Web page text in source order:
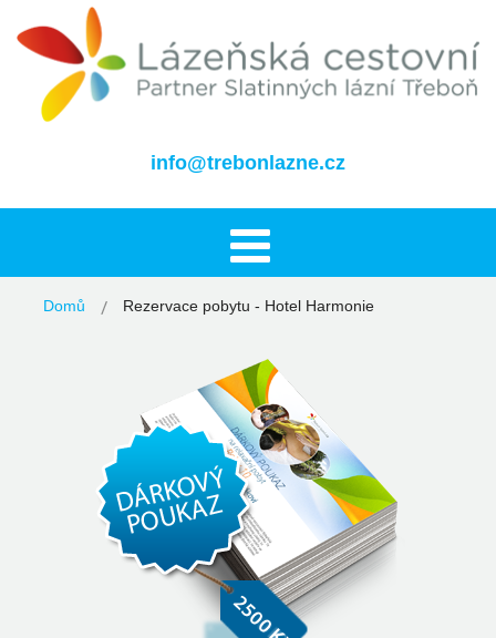
info@trebonlazne.cz
Domů Rezervace pobytu - Hotel Harmonie